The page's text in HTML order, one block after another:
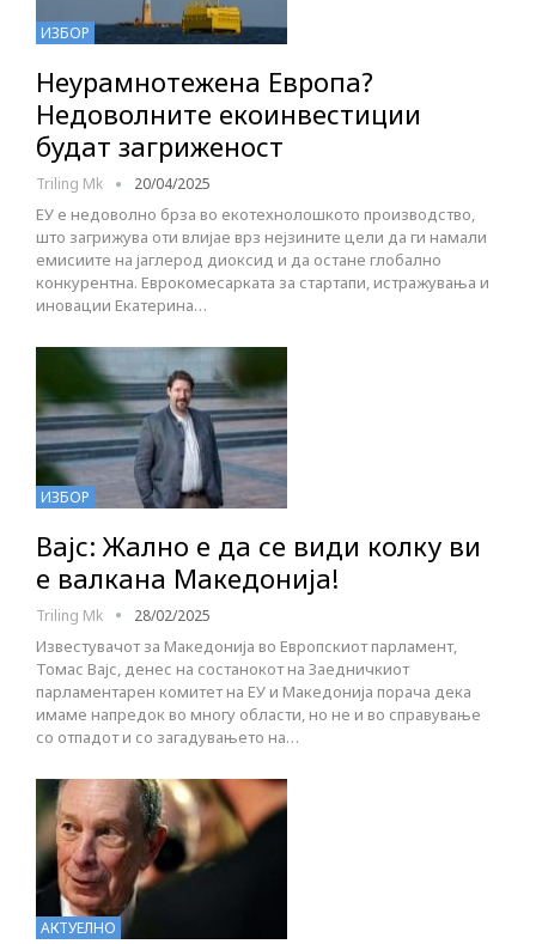
ИЗБОР
Неурамнотежена Европа?
Недоволните екоинвестиции
будат загриженост
Triling Mk 20/04/2025
ЕУ е недоволно брза во екотехнолошкото производство,
што загрижува оти влијае врз нејзините цели да ги намали
емисиите на јаглерод диоксид и да остане глобално
конкурентна. Еврокомесарката за стартапи, истражувања и
иновации Екатерина…
ИЗБОР
Вајс: Жално е да се види колку ви
е валкана Македонија!
Triling Mk 28/02/2025
Известувачот за Македонија во Европскиот парламент,
Томас Вајс, денес на состанокот на Заедничкиот
парламентарен комитет на ЕУ и Македонија порача дека
имаме напредок во многу области, но не и во справување
со отпадот и со загадувањето на…
АКТУЕЛНО